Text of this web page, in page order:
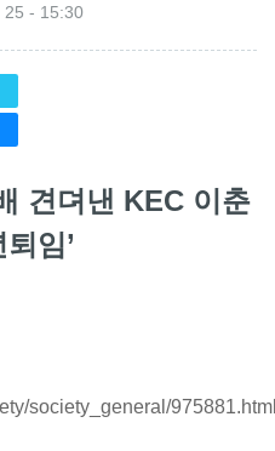
25 - 15:30
견뎌낸 KEC 이춘
임’
society_general/